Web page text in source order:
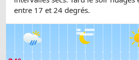
entre 17 et 24 degrés.